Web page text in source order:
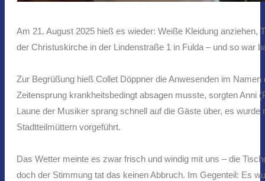
Am 21. August 2025 hieß es wieder: Weiße Kleidung
der Christuskirche in der Lindenstraße 1 in Fulda – und so war
Zur Begrüßung hieß Collet Döppner die Anwesenden im
Zeitensprung krankheitsbedingt absagen musste, sorgten
Laune der Musiker sprang schnell auf die Gäste über, es
Stadtteilmüttern vorgeführt.
Das Wetter meinte es zwar frisch und windig mit uns – die
doch der Stimmung tat das keinen Abbruch. Im Gegenteil: Es